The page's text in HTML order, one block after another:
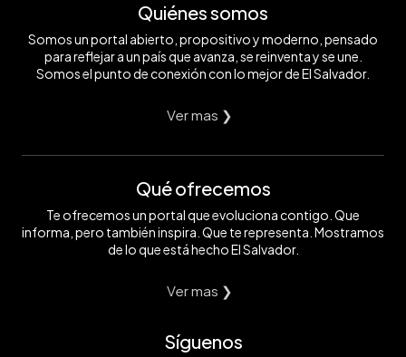
Quiénes somos
Somos un portal abierto, propositivo y moderno, pensado
para reflejar a un país que avanza, se reinventa y se une.
Somos el punto de conexión con lo mejor de El Salvador.
Ver mas ❯
Qué ofrecemos
Te ofrecemos un portal que evoluciona contigo. Que
informa, pero también inspira. Que te representa. Mostramos
de lo que está hecho El Salvador.
Ver mas ❯
Síguenos